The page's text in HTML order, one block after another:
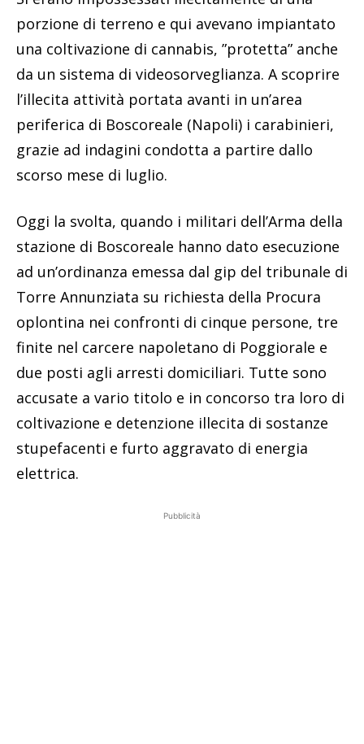
porzione di terreno e qui avevano impiantato
una coltivazione di cannabis, ”protetta” anche
da un sistema di videosorveglianza. A scoprire
l’illecita attività portata avanti in un’area
periferica di Boscoreale (Napoli) i carabinieri,
grazie ad indagini condotta a partire dallo
scorso mese di luglio.
Oggi la svolta, quando i militari dell’Arma della
stazione di Boscoreale hanno dato esecuzione
ad un’ordinanza emessa dal gip del tribunale di
Torre Annunziata su richiesta della Procura
oplontina nei confronti di cinque persone, tre
finite nel carcere napoletano di Poggiorale e
due posti agli arresti domiciliari. Tutte sono
accusate a vario titolo e in concorso tra loro di
coltivazione e detenzione illecita di sostanze
stupefacenti e furto aggravato di energia
elettrica.
Pubblicità